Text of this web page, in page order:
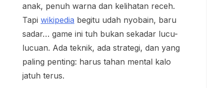
anak, penuh warna dan kelihatan receh.
Tapi wikipedia begitu udah nyobain, baru
sadar… game ini tuh bukan sekadar lucu-
lucuan. Ada teknik, ada strategi, dan yang
paling penting: harus tahan mental kalo
jatuh terus.